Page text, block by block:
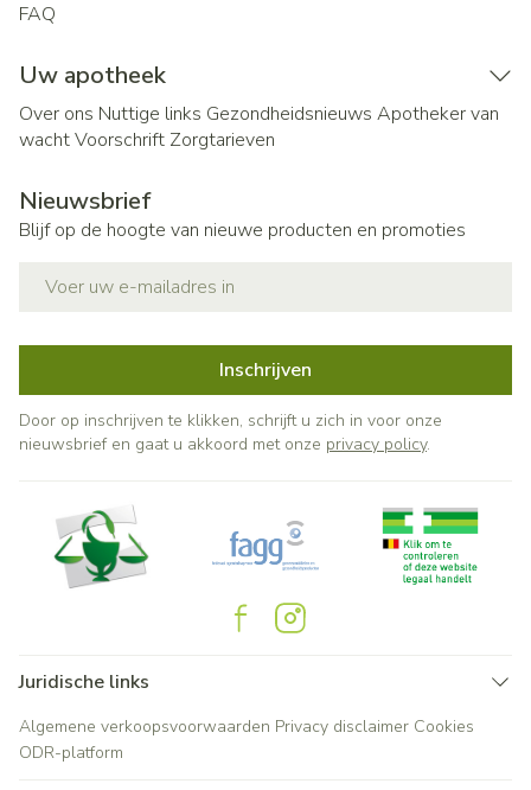
FAQ
Uw apotheek
Over ons Nuttige links Gezondheidsnieuws Apotheker van
wachtVoorschrift Zorgtarieven
Nieuwsbrief
Blijf op de hoogte van nieuwe producten en promoties
Inschrijven
Door op inschrijven te klikken, schrijft u zich in voor onze
nieuwsbrief en gaat u akkoord met onze privacy policy.
Juridische links
Algemene verkoopsvoorwaarden Privacy disclaimer Cookies
ODR-platform